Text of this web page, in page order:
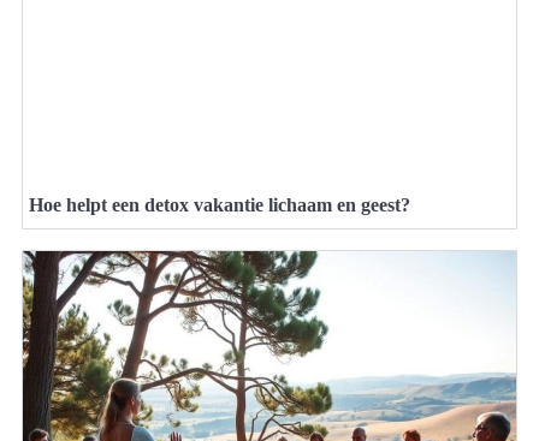
Hoe helpt een detox vakantie lichaam en geest?